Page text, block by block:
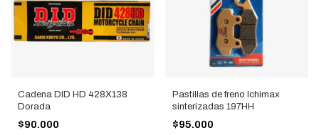
Cadena DID HD 428X138
Dorada
$90.000
Pastillas de freno Ichimax
sinterizadas 197HH
$95.000